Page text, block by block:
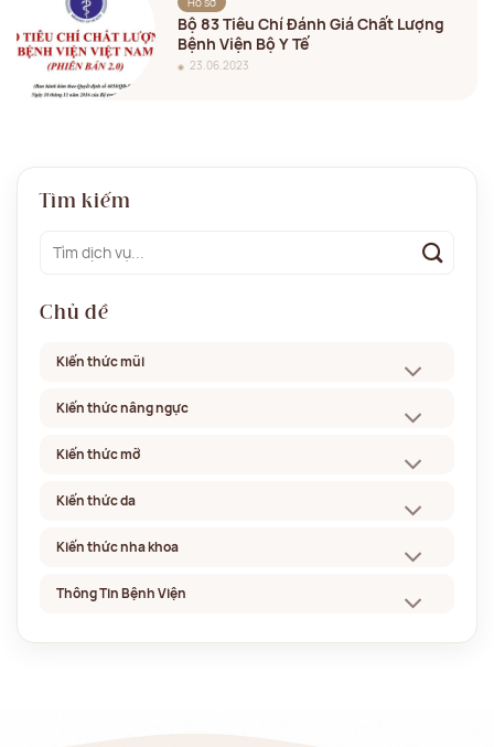
Tìm kiếm
Chủ đề
Kiến thức mũi
Kiến thức nâng ngực
Kiến thức mỡ
Kiến thức da
Kiến thức nha khoa
Thông Tin Bệnh Viện
Bộ 83 Tiêu Chí Đánh Giá Chất Lượng
Bệnh Viện Bộ Y Tế
23.06.2023